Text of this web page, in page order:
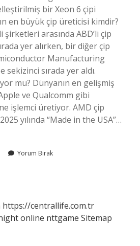
bir Xeon 6 çipi
en büyük çip üreticisi kimdir?
şirketleri arasında ABD’li çip
yer alırken, bir diğer çip
Manufacturing
sekizinci sırada yer aldı.
mu? Dünyanın en gelişmiş
ve Qualcomm gibi
işlemci üretiyor. AMD çip
yılında “Made in the USA”…
Yorum Bırak
https://centrallife.com.tr
online nttgame Sitemap